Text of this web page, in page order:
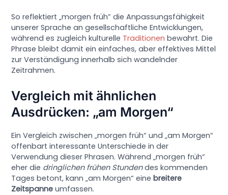
So reflektiert „morgen früh” die Anpassungsfähigkeit
unserer Sprache an gesellschaftliche Entwicklungen,
während es zugleich kulturelle Traditionen bewahrt. Die
Phrase bleibt damit ein einfaches, aber effektives Mittel
zur Verständigung innerhalb sich wandelnder
Zeitrahmen.
Vergleich mit ähnlichen
Ausdrücken: „am Morgen“
Ein Vergleich zwischen „morgen früh“ und „am Morgen“
offenbart interessante Unterschiede in der
Verwendung dieser Phrasen. Während „morgen früh“
eher die dringlichen frühen Stundendes kommenden
Tages betont, kann „am Morgen“ einebreitere
Zeitspanne umfassen.